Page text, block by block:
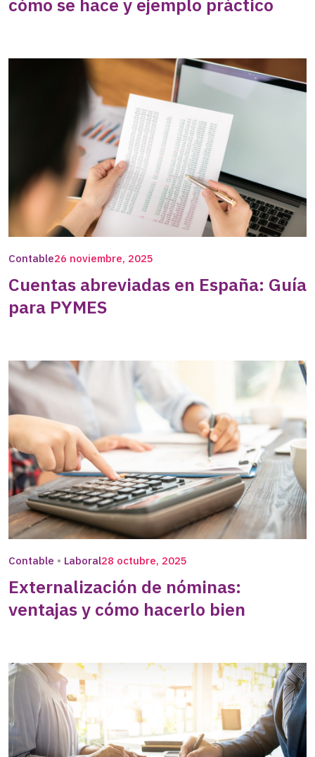
Contable26 noviembre, 2025
Cuentas abreviadas en España: Guía
para PYMES
Contable Laboral28 octubre, 2025
Externalización de nóminas:
ventajas y cómo hacerlo bien